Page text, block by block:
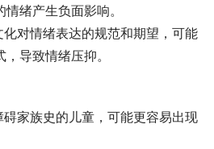
绪产生负面影响。
对情绪表达的规范和期望，可能
导致情绪压抑。
家族史的儿童，可能更容易出现